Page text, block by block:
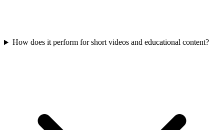
How does it perform for short videos and educational content?